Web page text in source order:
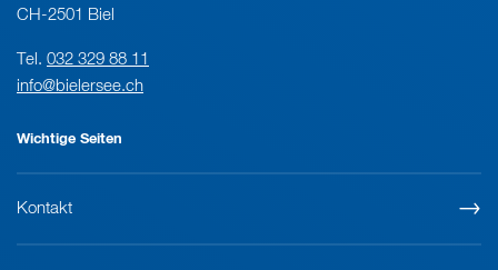
CH-2501 Biel
Tel. 032 329 88 11
info@bielersee.ch
Wichtige Seiten
Kontakt